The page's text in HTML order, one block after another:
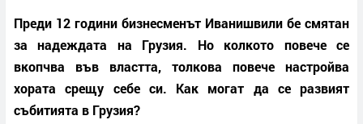
Преди 12 години бизнесменът Иванишвили бе смятан
за надеждата на Грузия. Но колкото повече се
вкопчва във властта, толкова повече настройва
хората срещу себе си. Как могат да се развият
събитията в Грузия?